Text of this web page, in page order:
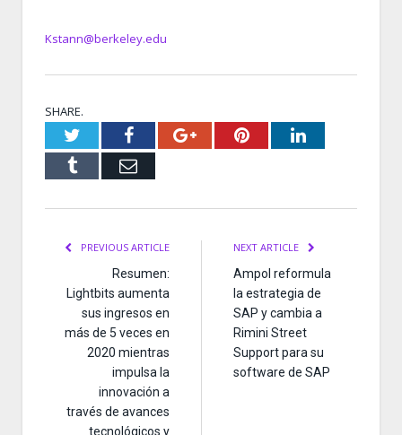
Kstann@berkeley.edu
SHARE.
TwitterFacebookGoogle+PinterestLinkedIn
Tumblr Email
PREVIOUS ARTICLE
Resumen:
Lightbits aumenta
sus ingresos en
más de 5 veces en
2020 mientras
impulsa la
innovación a
través de avances
tecnológicos y
NEXT ARTICLE
Ampol reformula
la estrategia de
SAP y cambia a
Rimini Street
Support para su
software de SAP